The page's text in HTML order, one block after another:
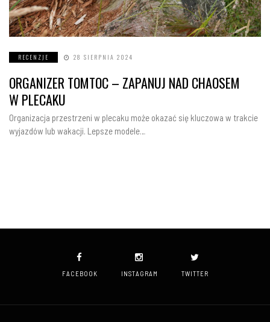
RECENZJE 28 SIERPNIA 2024
ORGANIZER TOMTOC – ZAPANUJ NAD CHAOSEM
W PLECAKU
Organizacja przestrzeni w plecaku może okazać się kluczowa w trakcie
wyjazdów lub wakacji. Lepsze modele…
FACEBOOK INSTAGRAM TWITTER